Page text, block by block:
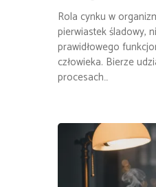
Rola cynku w
pierwiastek śladowy,
prawidłowego
człowieka. Bierze
procesach…